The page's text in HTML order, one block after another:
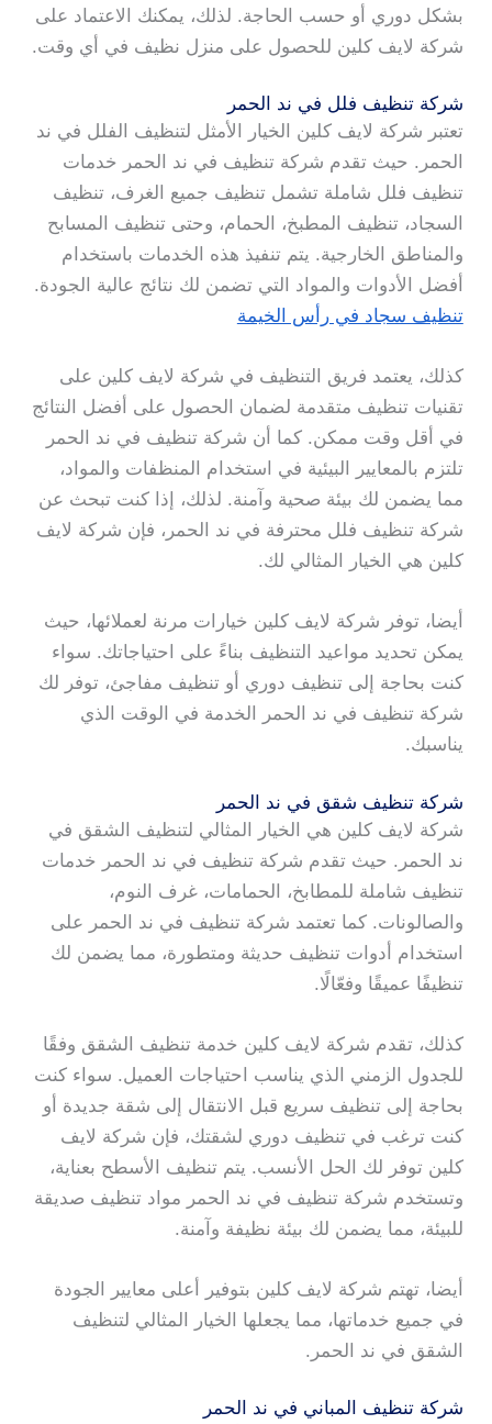
بشكل دوري أو حسب الحاجة. لذلك، يمكنك الاعتماد على
شركة لايف كلين للحصول على منزل نظيف في أي وقت.
شركة تنظيف فلل في ند الحمر
تعتبر شركة لايف كلين الخيار الأمثل لتنظيف الفلل في ند
الحمر. حيث تقدم شركة تنظيف في ند الحمر خدمات
تنظيف فلل شاملة تشمل تنظيف جميع الغرف، تنظيف
السجاد، تنظيف المطبخ، الحمام، وحتى تنظيف المسابح
والمناطق الخارجية. يتم تنفيذ هذه الخدمات باستخدام
أفضل الأدوات والمواد التي تضمن لك نتائج عالية الجودة.
تنظيف سجاد في رأس الخيمة
كذلك، يعتمد فريق التنظيف في شركة لايف كلين على
تقنيات تنظيف متقدمة لضمان الحصول على أفضل النتائج
في أقل وقت ممكن. كما أن شركة تنظيف في ند الحمر
تلتزم بالمعايير البيئية في استخدام المنظفات والمواد،
مما يضمن لك بيئة صحية وآمنة. لذلك، إذا كنت تبحث عن
شركة تنظيف فلل محترفة في ند الحمر، فإن شركة لايف
كلين هي الخيار المثالي لك.
أيضا، توفر شركة لايف كلين خيارات مرنة لعملائها، حيث
يمكن تحديد مواعيد التنظيف بناءً على احتياجاتك. سواء
كنت بحاجة إلى تنظيف دوري أو تنظيف مفاجئ، توفر لك
شركة تنظيف في ند الحمر الخدمة في الوقت الذي
يناسبك.
شركة تنظيف شقق في ند الحمر
شركة لايف كلين هي الخيار المثالي لتنظيف الشقق في
ند الحمر. حيث تقدم شركة تنظيف في ند الحمر خدمات
تنظيف شاملة للمطابخ، الحمامات، غرف النوم،
والصالونات. كما تعتمد شركة تنظيف في ند الحمر على
استخدام أدوات تنظيف حديثة ومتطورة، مما يضمن لك
تنظيفًا عميقًا وفعّالًا.
كذلك، تقدم شركة لايف كلين خدمة تنظيف الشقق وفقًا
للجدول الزمني الذي يناسب احتياجات العميل. سواء كنت
بحاجة إلى تنظيف سريع قبل الانتقال إلى شقة جديدة أو
كنت ترغب في تنظيف دوري لشقتك، فإن شركة لايف
كلين توفر لك الحل الأنسب. يتم تنظيف الأسطح بعناية،
وتستخدم شركة تنظيف في ند الحمر مواد تنظيف صديقة
للبيئة، مما يضمن لك بيئة نظيفة وآمنة.
أيضا، تهتم شركة لايف كلين بتوفير أعلى معايير الجودة
في جميع خدماتها، مما يجعلها الخيار المثالي لتنظيف
الشقق في ند الحمر.
شركة تنظيف المباني في ند الحمر